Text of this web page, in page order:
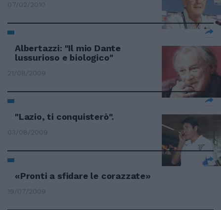
07/02/2010
Albertazzi: "Il mio Dante
lussurioso e biologico"
21/08/2009
"Lazio, ti conquisterò".
03/08/2009
«Pronti a sfidare le corazzate»
19/07/2009